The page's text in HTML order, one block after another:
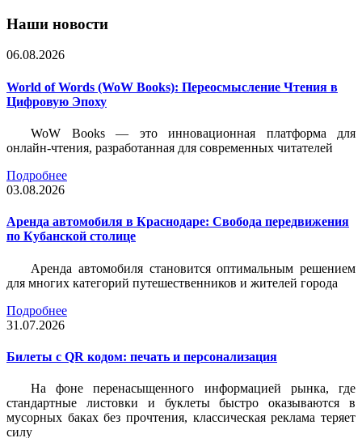
Наши новости
06.08.2026
World of Words (WoW Books): Переосмысление Чтения в
Цифровую Эпоху
WoW Books — это инновационная платформа для
онлайн-чтения, разработанная для современных читателей
Подробнее
03.08.2026
Аренда автомобиля в Краснодаре: Свобода передвижения
по Кубанской столице
Аренда автомобиля становится оптимальным решением
для многих категорий путешественников и жителей города
Подробнее
31.07.2026
Билеты c QR кодом: печать и персонализация
На фоне перенасыщенного информацией рынка, где
стандартные листовки и буклеты быстро оказываются в
мусорных баках без прочтения, классическая реклама теряет
силу